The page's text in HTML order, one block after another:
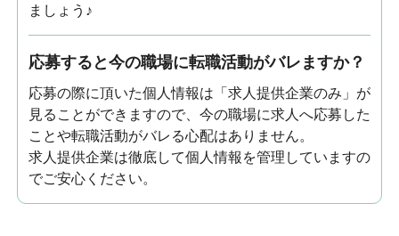
ましょう♪
応募すると今の職場に転職活動がバレますか？
応募の際に頂いた個人情報は「求人提供企業のみ」が
見ることができますので、今の職場に求人へ応募した
ことや転職活動がバレる心配はありません。
求人提供企業は徹底して個人情報を管理していますの
でご安心ください。